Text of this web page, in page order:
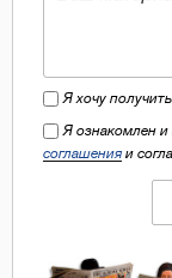
Я хочу
Я ознакомлен
соглашения и